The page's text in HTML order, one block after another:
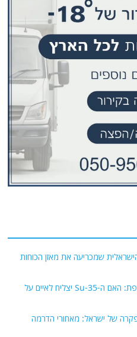
שמכריעה את מאזן הכוחות
העסקה הרוסית-איראנית הגדולה נחשפת: האם ה-Su-35 יצליח לאיים על
של ישראל: מאחורי הדרמה